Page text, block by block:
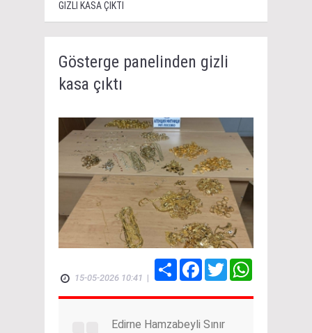
GIZLI KASA ÇIKTI
Gösterge panelinden gizli
kasa çıktı
15-05-2026 10:41 |
Share FacebookTwitter
Edirne Hamzabeyli Sınır